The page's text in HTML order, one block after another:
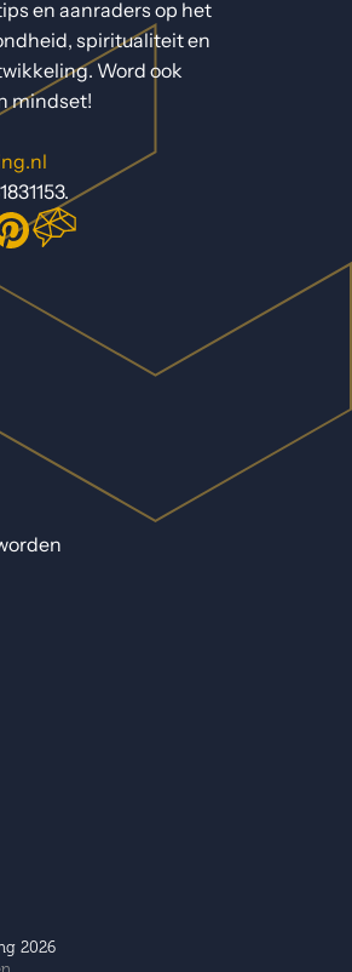
en aanraders op het
spiritualiteit en
Word ook
mindset!
2026